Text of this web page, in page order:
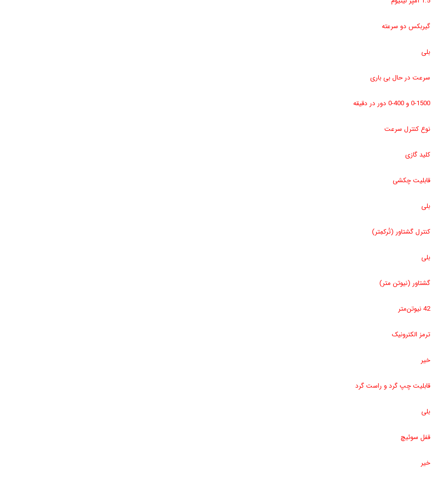
گیربکس دو سرعته
بلی
سرعت در حال بی باری
0-1500 و 400-0 دور در دقیقه
نوع کنترل سرعت
کلید گازی
قابلیت چکشی
بلی
کنترل گشتاور (تُرکمِتر)
بلی
گشتاور (نیوتن متر)
42 نیوتن‌متر
ترمز الکترونیک
خیر
قابلیت چپ گرد و راست گرد
بلی
قفل سوئیچ
خیر